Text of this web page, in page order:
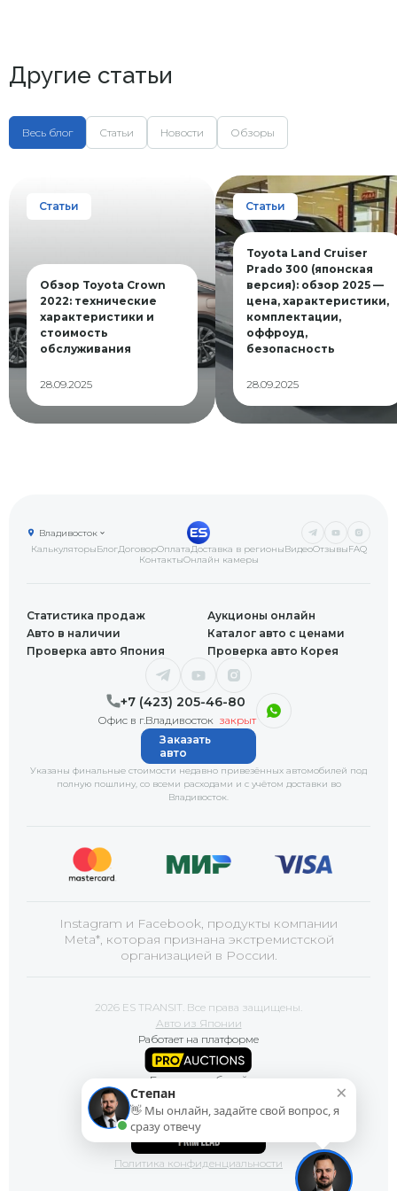
Другие статьи
Весь блог Статьи Новости Обзоры
Статьи
Обзор Toyota Crown
2022: технические
характеристики и
стоимость
обслуживания
28.09.2025
Статьи
Toyota Land Cruiser
Prado 300 (японская
версия): обзор 2025 —
цена, характеристики,
комплектации,
оффроуд,
безопасность
28.09.2025
КалькуляторыБлогДоговорОплатаДоставка в регионыВидеоОтзывыFAQ
КонтактыОнлайн камеры
Владивосток
+7 (423) 205-46-80
Офис в г.Владивосток закрыт
Статистика продаж
Аукционы онлайн
Авто в наличии
Каталог авто с ценами
Проверка авто Япония
Проверка авто Корея
Указаны финальные стоимости недавно привезённых автомобилей под
полную пошлину, со всеми расходами и с учётом доставки во
Владивосток.
Заказать
авто
Instagram и Facebook, продукты компании
Meta*, которая признана экстремистской
организацией в России.
2026 ES TRANSIT. Все права защищены.
Авто из Японии
Работает на платформе
Базы автомобилей
Сайт продвигает
Политика конфиденциальности
×
Степан
👋 Мы онлайн, задайте свой вопрос, я
сразу отвечу